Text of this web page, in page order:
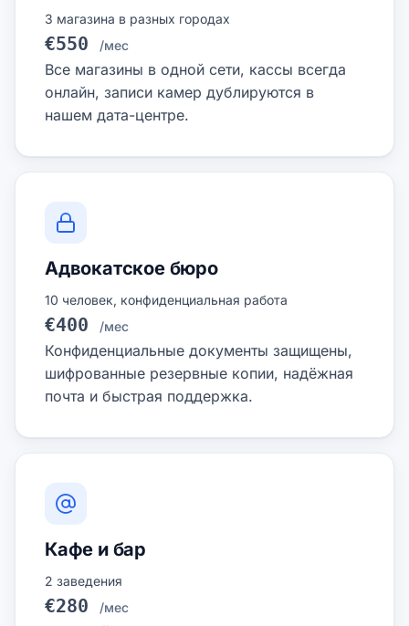
3 магазина в разных городах
€550 /мес
Все магазины в одной сети, кассы всегда
онлайн, записи камер дублируются в
нашем дата-центре.
Адвокатское бюро
10 человек, конфиденциальная работа
€400 /мес
Конфиденциальные документы защищены,
шифрованные резервные копии, надёжная
почта и быстрая поддержка.
Кафе и бар
2 заведения
€280 /мес